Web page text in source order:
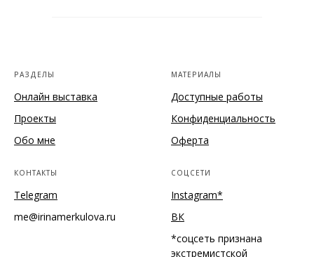
РАЗДЕЛЫ
Онлайн выставка
Проекты
Обо мне
МАТЕРИАЛЫ
Доступные работы
Конфиденциальность
Оферта
КОНТАКТЫ
Telegram
me@irinamerkulova.ru
СОЦСЕТИ
Instagram*
ВК
*соцсеть признана
экстремистской